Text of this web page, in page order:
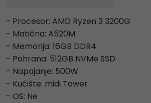
- Procesor: AMD Ryzen 3 3200G
- Matična: A520M
- Memorija: 16GB DDR4
- Pohrana: 512GB NVMe SSD
- Napajanje: 500W
- Kućište: midi Tower
- OS: Ne